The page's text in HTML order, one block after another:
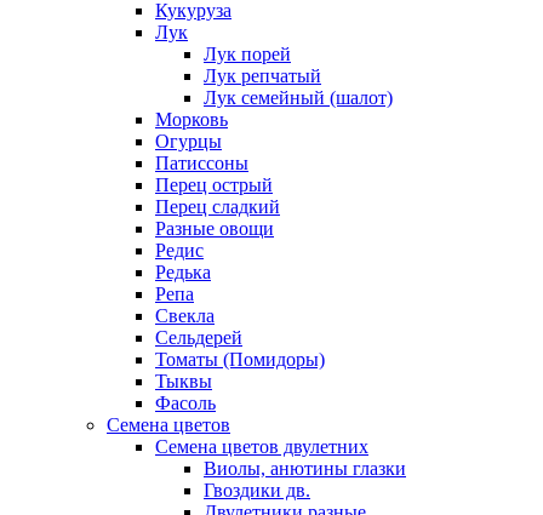
Кукуруза
Лук
Лук порей
Лук репчатый
Лук семейный (шалот)
Морковь
Огурцы
Патиссоны
Перец острый
Перец сладкий
Разные овощи
Редис
Редька
Репа
Свекла
Сельдерей
Томаты (Помидоры)
Тыквы
Фасоль
Семена цветов
Семена цветов двулетних
Виолы, анютины глазки
Гвоздики дв.